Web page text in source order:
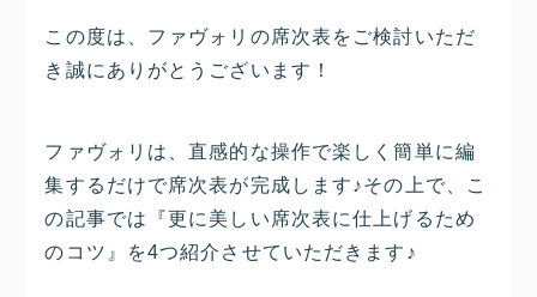
この度は、ファヴォリの席次表をご検討いただ
き誠にありがとうございます！
ファヴォリは、直感的な操作で楽しく簡単に編
集するだけで席次表が完成します♪その上で、こ
の記事では『更に美しい席次表に仕上げるため
のコツ』を4つ紹介させていただきます♪